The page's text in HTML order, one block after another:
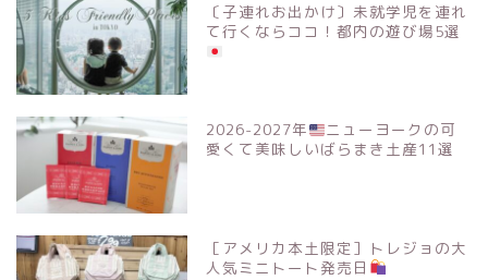
〔子連れお出かけ〕未就学児を連れ
て行くならココ！都内の遊び場5選
2026-2027年
ニューヨークの可
愛くて美味しいばらまき土産11選
［アメリカ本土限定］トレジョの大
人気ミニトート発売日